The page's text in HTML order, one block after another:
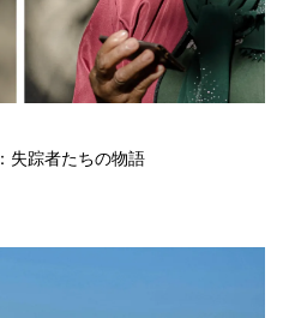
失踪者たちの物語